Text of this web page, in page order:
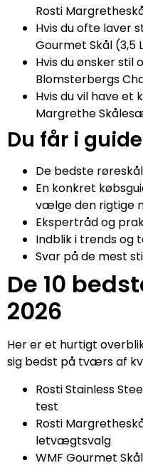
Rosti
Hvis du ofte laver
Gourmet Skål (3,5
Hvis du ønsker
Blomsterbergs
Hvis du vil have
Margrethe
Du får i
De bedste
En konkret
vælge den rigtige
Ekspertråd og
Indblik i trends og
Svar på de mest
De 10
2026
Her er et hurtigt
sig bedst på tværs af
Rosti Stainless
test
Rosti
letvægtsvalg
WMF Gourmet